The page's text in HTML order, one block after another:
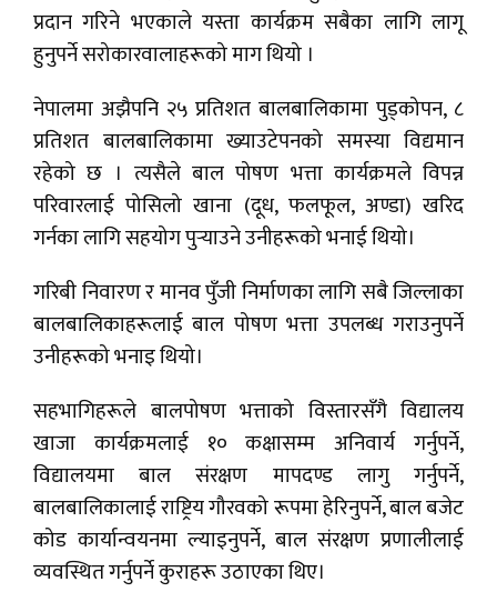
प्रदान गरिने भएकाले यस्ता कार्यक्रम सबैका लागि लागू
हुनुपर्ने सरोकारवालाहरूको माग थियो ।
नेपालमा अझैपनि २५ प्रतिशत बालबालिकामा पुड्कोपन, ८
प्रतिशत बालबालिकामा ख्याउटेपनको समस्या विद्यमान
रहेको छ । त्यसैले बाल पोषण भत्ता कार्यक्रमले विपन्न
परिवारलाई पोसिलो खाना (दूध, फलफूल, अण्डा) खरिद
गर्नका लागि सहयोग पुर्‍याउने उनीहरूको भनाई थियो।
गरिबी निवारण र मानव पुँजी निर्माणका लागि सबै जिल्लाका
बालबालिकाहरूलाई बाल पोषण भत्ता उपलब्ध गराउनुपर्ने
उनीहरूको भनाइ थियो।
सहभागिहरूले बालपोषण भत्ताको विस्तारसँगै विद्यालय
खाजा कार्यक्रमलाई १० कक्षासम्म अनिवार्य गर्नुपर्ने,
विद्यालयमा बाल संरक्षण मापदण्ड लागु गर्नुपर्ने,
बालबालिकालाई राष्ट्रिय गौरवको रूपमा हेरिनुपर्ने, बाल बजेट
कोड कार्यान्वयनमा ल्याइनुपर्ने, बाल संरक्षण प्रणालीलाई
व्यवस्थित गर्नुपर्ने कुराहरू उठाएका थिए।